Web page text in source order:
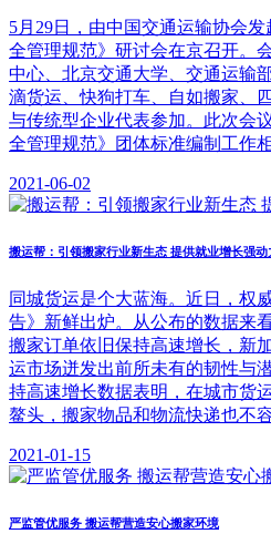
5月29日，由中国交通运输协会
全管理规范》研讨会在京召开。
中心、北京交通大学、交通运输
滴货运、快狗打车、自如搬家、
与传统型企业代表参加。此次会
全管理规范》团体标准编制工作
2021-06-02
搬运帮：引领搬家行业新生态 提供就业增长强动
同城货运是个大蓝海。近日，权
告》新鲜出炉。从公布的数据来
搬家订单依旧保持高速增长，新
运市场迸发出前所未有的韧性与
持高速增长数据表明，在城市货
鳌头，搬家物品和物流快递也不
2021-01-15
严监管优服务 搬运帮营造安心搬家环境